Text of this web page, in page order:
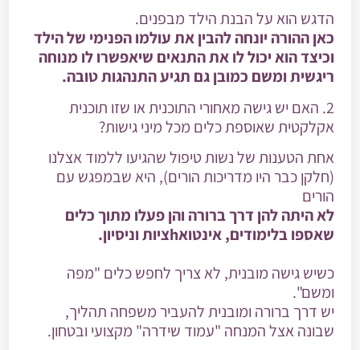
הדגש הוא על הבנת הילד מבפנים.
כאן ההורה יונחה להבין את עולמו הפנימי של הילד
וכיצד הוא יכול לו את התנאים שיאפשרו לו מנוחה
ריגשית ומשם כמובן גם תגיע התנהגות טובה.
2. האם יש גישה מאחורי התוכנית או שזו תוכנית
אקלקטית שאוספת כלים מכל מיני גישות?
אחת הטענות של נשות טיפול שהגיעו ללמוד אצלנו
(חלקן כבר היו מדריכות הורים), היא שבמפגש עם
הורים
לא היתה להן דרך ברורה והן פעלו מתוך כלים
שאספו בלימודים, אינטואhציות וניסיון.
כשיש גישה מובנית, לא צריך לחפש כלים "מפה
ומשם".
יש דרך ברורה ומובנית להעביר משפחה תהליך,
שבונה אצל המנחה "עמוד שידרה" מקצועי ובטחון.